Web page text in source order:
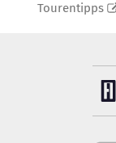
Tourentipps